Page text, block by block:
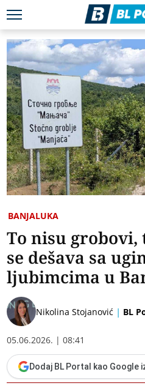
BANJALUKA
To nisu grobovi,
se dešava sa
ljubimcima u
Nikolina Stojanović | BL
05.06.2026. | 08:41
Dodaj BL Portal kao Google